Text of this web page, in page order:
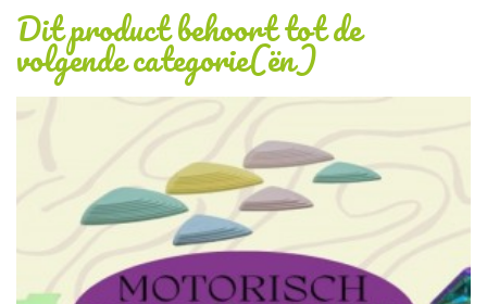
Dit product behoort tot de
volgende categorie(ën)